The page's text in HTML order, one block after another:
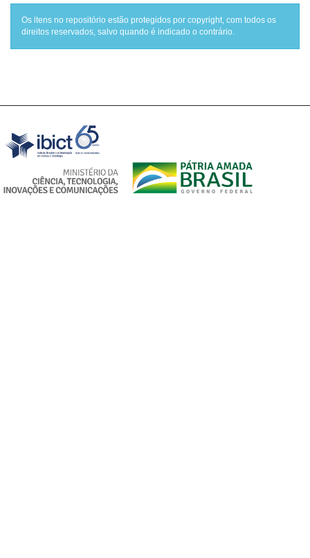
Os itens no repositório estão protegidos por copyright, com todos os
direitos reservados, salvo quando é indicado o contrário.